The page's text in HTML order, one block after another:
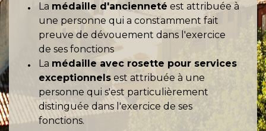
La médaille d'ancienneté est attribuée à
une personne qui a constamment fait
preuve de dévouement dans l'exercice
de ses fonctions
La médaille avec rosette pour services
exceptionnels est attribuée à une
personne qui s'est particulièrement
distinguée dans l'exercice de ses
fonctions.